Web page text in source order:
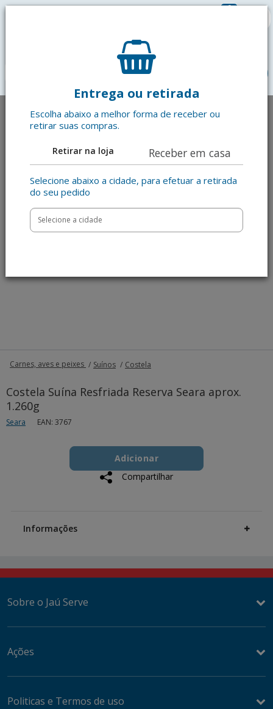
0
Entrega ou retirada
Escolha abaixo a melhor forma de receber ou
retirar suas compras.
Retirar na loja Receber em casa
Selecione abaixo a cidade, para efetuar a retirada
do seu pedido
Carnes, aves e peixes Suínos Costela
Costela Suína Resfriada Reserva Seara aprox.
1.260g
Seara EAN: 3767
to
cart
Product
ActionsAdicionar
Compartilhar
Information
Informações
Sobre o Jaú Serve
Ações
Politicas e Termos de uso